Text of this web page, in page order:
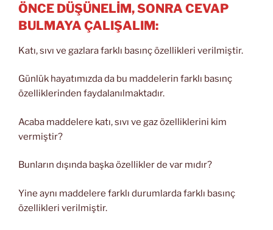
ÖNCE DÜŞÜNELİM, SONRA CEVAP
BULMAYA ÇALIŞALIM:
Katı, sıvı ve gazlara farklı basınç özellikleri verilmiştir.
Günlük hayatımızda da bu maddelerin farklı basınç
özelliklerinden faydalanılmaktadır.
Acaba maddelere katı, sıvı ve gaz özelliklerini kim
vermiştir?
Bunların dışında başka özellikler de var mıdır?
Yine aynı maddelere farklı durumlarda farklı basınç
özellikleri verilmiştir.